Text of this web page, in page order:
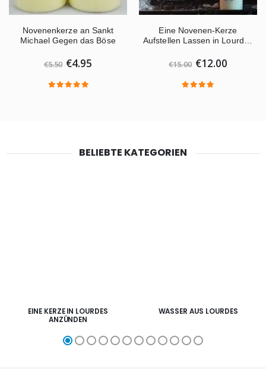
Novenenkerze an Sankt
Michael Gegen das Böse
€5.50 €4.95
Eine Novenen-Kerze
Aufstellen Lassen in Lourdes
€15.00 €12.00
BELIEBTE KATEGORIEN
EINE KERZE IN LOURDES
ANZÜNDEN
WASSER AUS LOURDES